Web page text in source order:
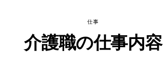
仕事
介護職の仕事内容